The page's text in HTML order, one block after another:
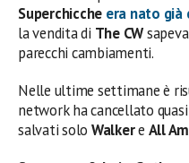
Superchicche era nato già
la vendita di The CW
parecchi cambiamenti.
Nelle ultime settimane è
network ha cancellato
salvati solo Walkere All